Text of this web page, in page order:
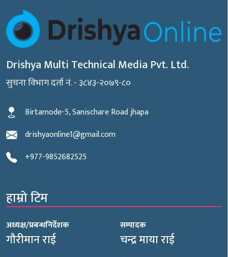
Drishya Multi Technical Media Pvt. Ltd.
सुचना विभाग दर्ता नं. - ३८४३-२०७९-८०
Birtamode-5, Sanischare Road jhapa
drishyaonline1@gmail.com
+977-9852682525
हाम्रो टिम
अध्यक्ष/प्रबन्धनिर्देशक
गौरीमान राई
सम्पादक
चन्द्र माया राई